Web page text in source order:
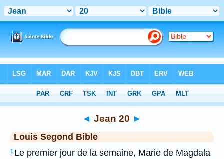
◄ Jean 20 ►
Louis Segond Bible
1 Le premier jour de la semaine, Marie de Magdala